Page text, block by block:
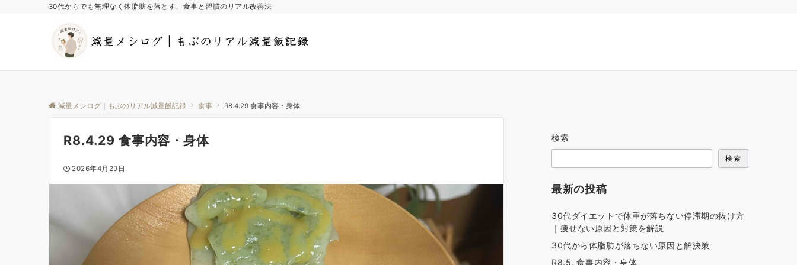
30代からでも無理なく体脂肪を落とす、食事と習慣のリアル改善法
減量メシログ｜もぶのリアル減量飯記録 食事 R8.4.29 食事内容・身体
R8.4.29 食事内容・身体
2026年4月29日
検索
検索
最新の投稿
30代ダイエットで体重が落ちない停滞期の抜け方
｜痩せない原因と対策を解説
30代から体脂肪が落ちない原因と解決策
R8.5. 食事内容・身体